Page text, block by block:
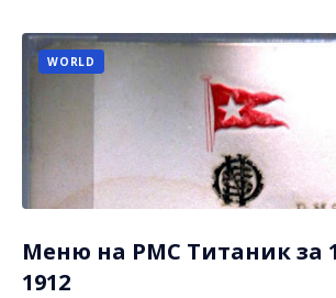
WORLD
Меню на РМС Титаник за
1912